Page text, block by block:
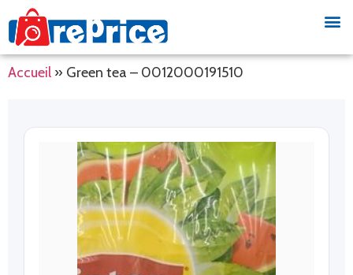
Accueil » Green tea – 0012000191510